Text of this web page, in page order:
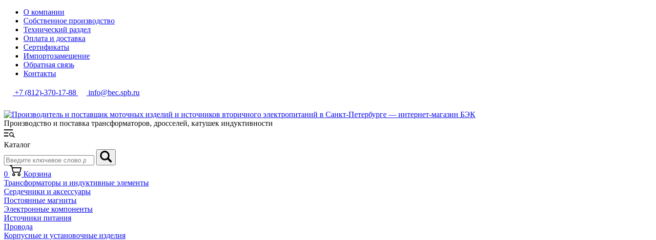
О компании
Собственное производство
Технический раздел
Оплата и доставка
Сертификаты
Импортозамещение
Обратная связь
Контакты
+7 (812)-370-17-88 info@bec.spb.ru
Производство и поставка трансформаторов, дросселей, катушек индуктивности
Каталог
0
Корзина
Трансформаторы и индуктивные элементы
Сердечники и аксессуары
Постоянные магниты
Электронные компоненты
Источники питания
Провода
Корпусные и установочные изделия